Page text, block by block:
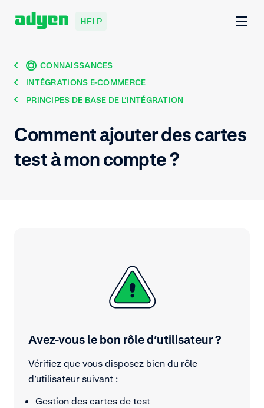
HELP
CONNAISSANCES
INTÉGRATIONS E-COMMERCE
PRINCIPES DE BASE DE L’INTÉGRATION
Comment ajouter des cartes
test à mon compte ?
Avez-vous le bon rôle d’utilisateur ?
Vérifiez que vous disposez bien du rôle
d’utilisateur suivant :
Gestion des cartes de test